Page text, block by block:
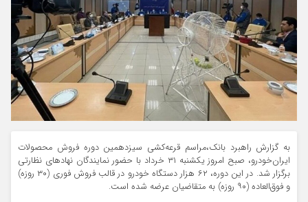
به گزارش راهبرد بانک،مراسم قرعه‌کشی سیزدهمین دوره فروش محصولات
ایران‌خودرو، صبح امروز یکشنبه ۳۱ خرداد با حضور نمایندگان نهادهای نظارتی
برگزار شد. در این دوره، ۶۲ هزار دستگاه خودرو در قالب فروش فوری (۳۰ روزه)
و فوق‌العاده (۹۰ روزه) به متقاضیان عرضه شده است.